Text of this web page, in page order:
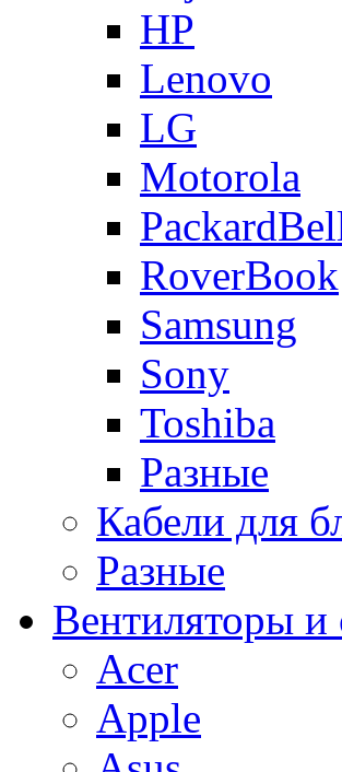
HP
Lenovo
LG
Motorola
RoverBook
Samsung
Sony
Toshiba
Разные
Кабели для
Разные
Вентиляторы и
Acer
Apple